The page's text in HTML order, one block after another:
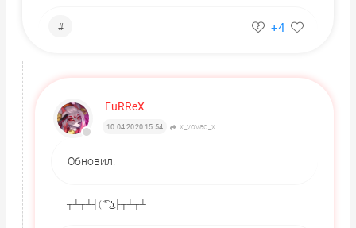
# +4
FuRReX
10.04.2020 15:54 x_vovaq_x
Обновил.
┬┴┬┴┤( ͡° ͜ʖ├┬┴┬┴